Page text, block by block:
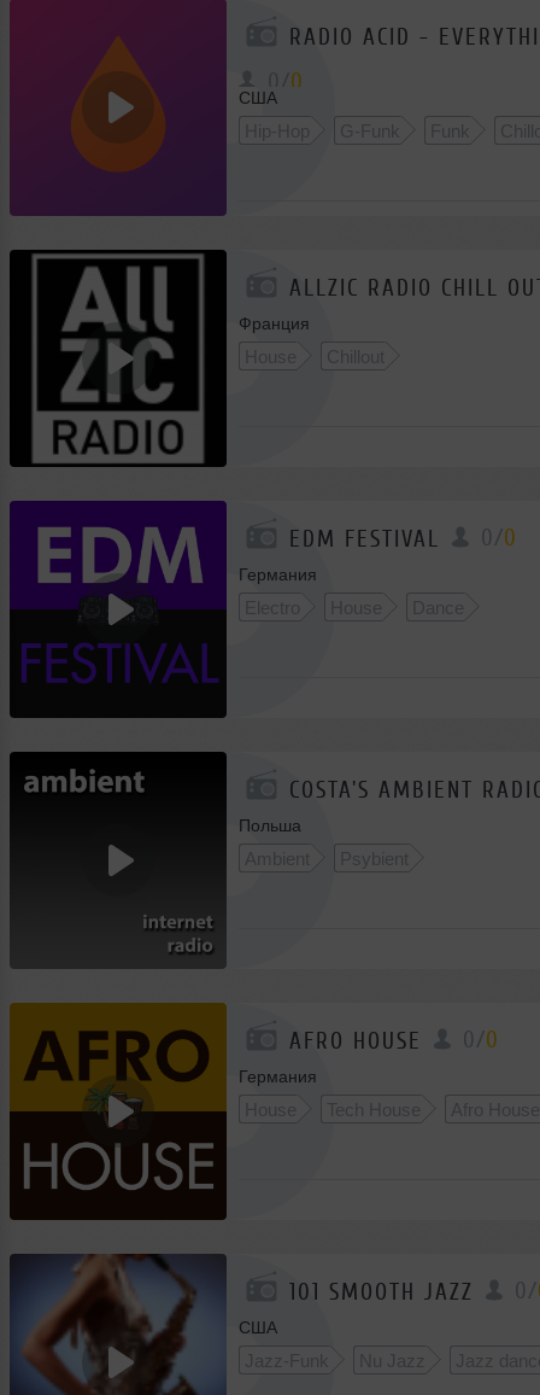
RADIO ACID -
0
США
Hip-Hop G-Funk Funk
ALLZIC RADIO CHILL
Франция
House Chillout
EDM FESTIVAL 0/0
Германия
Electro House Dance
COSTA'S AMBIENT
Польша
Ambient Psybient
AFRO HOUSE 0/0
Германия
House Tech House Afro House
101 SMOOTH JAZZ 0/
США
Jazz-Funk Nu Jazz Jazz